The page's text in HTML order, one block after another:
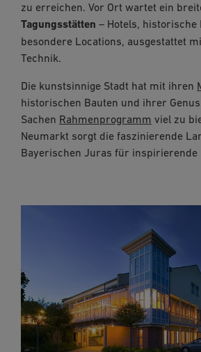
zu erreichen. Vor Ort wartet ein
Tagungsstätten – Hotels, historische
besondere Locations, ausgestattet
Technik.
Die kunstsinnige Stadt hat mit ihren
historischen Bauten und ihrer
Sachen Rahmenprogramm viel zu
Neumarkt sorgt die faszinierende
Bayerischen Juras für inspirierende